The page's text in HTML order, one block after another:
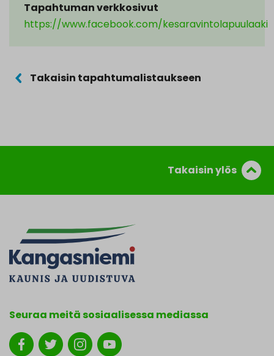
Tapahtuman verkkosivut
https://www.facebook.com/kesaravintolapuulaaki
Takaisin tapahtumalistaukseen
Takaisin ylös
Seuraa meitä sosiaalisessa mediassa